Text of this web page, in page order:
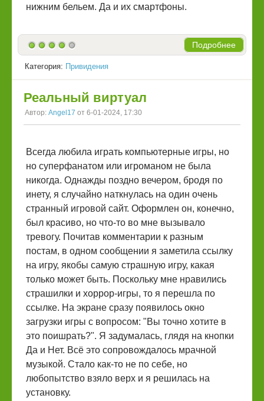
нижним бельем. Да и их смартфоны.
Подробнее
Категория: Привидения
Реальный виртуал
Автор: Angel17 от 6-01-2024, 17:30
Всегда любила играть компьютерные игры, но
но суперфанатом или игроманом не была
никогда. Однажды поздно вечером, бродя по
инету, я случайно наткнулась на один очень
странный игровой сайт. Оформлен он, конечно,
был красиво, но что-то во мне вызывало
тревогу. Почитав комментарии к разным
постам, в одном сообщении я заметила ссылку
на игру, якобы самую страшную игру, какая
только может быть. Поскольку мне нравились
страшилки и хоррор-игры, то я перешла по
ссылке. На экране сразу появилось окно
загрузки игры с вопросом: "Вы точно хотите в
это поишрать?". Я задумалась, глядя на кнопки
Да и Нет. Всё это сопровождалось мрачной
музыкой. Стало как-то не по себе, но
любопытство взяло верх и я решилась на
установку.